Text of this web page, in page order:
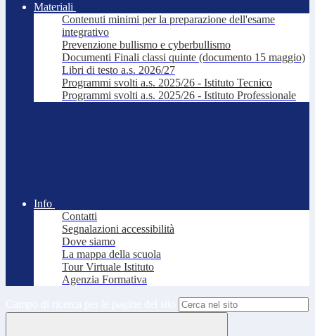
Materiali
Contenuti minimi per la preparazione dell'esame
integrativo
Prevenzione bullismo e cyberbullismo
Documenti Finali classi quinte (documento 15 maggio)
Libri di testo a.s. 2026/27
Programmi svolti a.s. 2025/26 - Istituto Tecnico
Programmi svolti a.s. 2025/26 - Istituto Professionale
Info
Contatti
Segnalazioni accessibilità
Dove siamo
La mappa della scuola
Tour Virtuale Istituto
Agenzia Formativa